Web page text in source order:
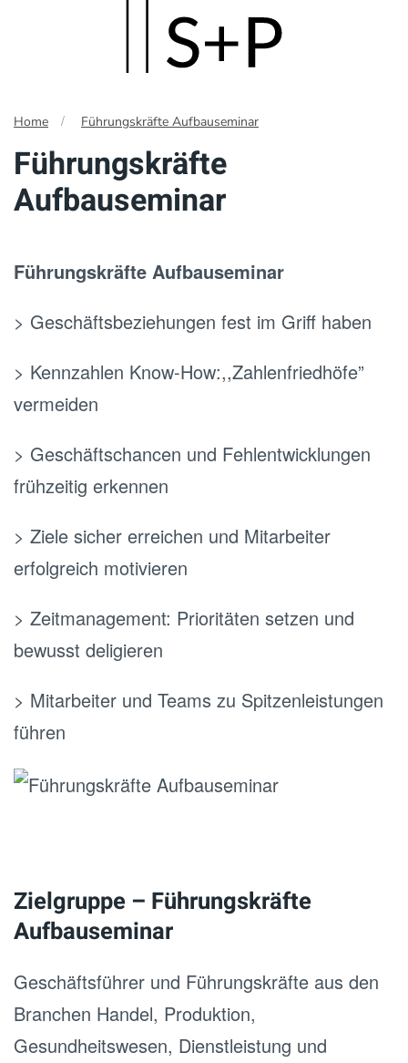
main
content
Home Führungskräfte Aufbauseminar
Führungskräfte
Aufbauseminar
Führungskräfte Aufbauseminar
> Geschäftsbeziehungen fest im Griff haben
> Kennzahlen Know-How:,,Zahlenfriedhöfe”
vermeiden
> Geschäftschancen und Fehlentwicklungen
frühzeitig erkennen
> Ziele sicher erreichen und Mitarbeiter
erfolgreich motivieren
> Zeitmanagement: Prioritäten setzen und
bewusst deligieren
> Mitarbeiter und Teams zu Spitzenleistungen
führen
Zielgruppe – Führungskräfte
Aufbauseminar
Geschäftsführer und Führungskräfte aus den
Branchen Handel, Produktion,
Gesundheitswesen, Dienstleistung und